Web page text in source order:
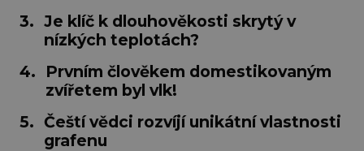
3. Je klíč k dlouhověkosti skrytý v
nízkých teplotách?
4.
Prvním člověkem domestikovaným
zvířetem byl vlk!
5. Čeští vědci rozvíjí unikátní vlastnosti
grafenu